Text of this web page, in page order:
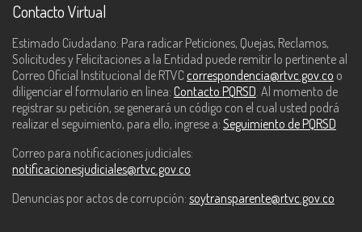
Contacto Virtual
Estimado Ciudadano: Para radicar Peticiones, Quejas, Reclamos,
Solicitudes y Felicitaciones a la Entidad puede remitir lo pertinente al
Correo Oficial Institucional de RTVC correspondencia@rtvc.gov.co o
diligenciar el formulario en línea: Contacto PQRSD. Al momento de
registrar su petición, se generará un código con el cual usted podrá
realizar el seguimiento, para ello, ingrese a: Seguimiento de PQRSD
Correo para notificaciones judiciales:
notificacionesjudiciales@rtvc.gov.co
Denuncias por actos de corrupción: soytransparente@rtvc.gov.co